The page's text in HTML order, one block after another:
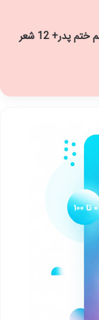
24 بهترین متن سخنرانی مراسم ختم پدر+ 12 شعر